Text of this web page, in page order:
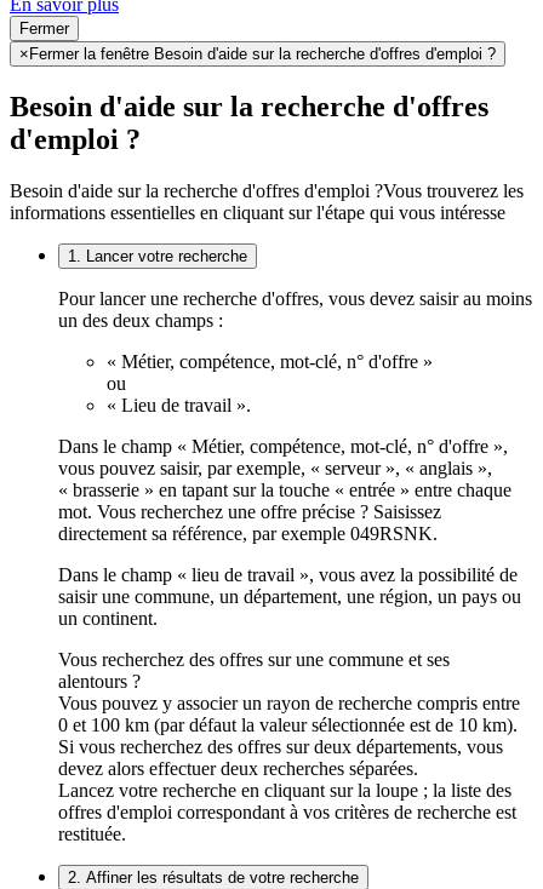
En savoir plus
Fermer
× Fermer la fenêtre Besoin d'aide sur la recherche d'offres d'emploi ?
Besoin d'aide sur la recherche d'offres
d'emploi ?
Besoin d'aide sur la recherche d'offres d'emploi ?Vous trouverez les
informations essentielles en cliquant sur l'étape qui vous intéresse
1. Lancer votre recherche
Pour lancer une recherche d'offres, vous devez saisir au moins
un des deux champs :
« Métier, compétence, mot-clé, n° d'offre »
ou
« Lieu de travail ».
Dans le champ « Métier, compétence, mot-clé, n° d'offre »,
vous pouvez saisir, par exemple, « serveur », « anglais »,
« brasserie » en tapant sur la touche « entrée » entre chaque
mot. Vous recherchez une offre précise ? Saisissez
directement sa référence, par exemple 049RSNK.
Dans le champ « lieu de travail », vous avez la possibilité de
saisir une commune, un département, une région, un pays ou
un continent.
Vous recherchez des offres sur une commune et ses
alentours ?
Vous pouvez y associer un rayon de recherche compris entre
0 et 100 km (par défaut la valeur sélectionnée est de 10 km).
Si vous recherchez des offres sur deux départements, vous
devez alors effectuer deux recherches séparées.
Lancez votre recherche en cliquant sur la loupe ; la liste des
offres d'emploi correspondant à vos critères de recherche est
restituée.
2. Affiner les résultats de votre recherche